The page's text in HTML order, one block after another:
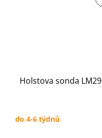
Holstova sonda LM29
do 4-6 týdnů